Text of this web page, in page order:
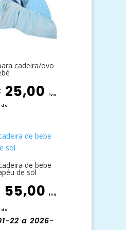
cadeira/ovo
25,00 iva
de bebe
de sol
55,00 iva
22 a 2026-